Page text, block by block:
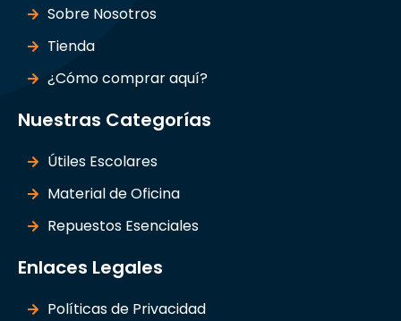
Sobre Nosotros
Tienda
¿Cómo comprar aquí?
Nuestras Categorías
Útiles Escolares
Material de Oficina
Repuestos Esenciales
Enlaces Legales
Políticas de Privacidad